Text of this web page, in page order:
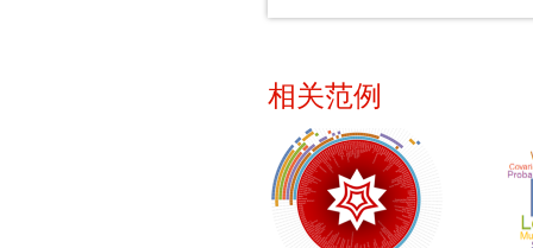
相关范例